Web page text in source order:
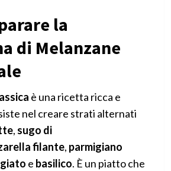
la
di Melanzane
è una ricetta ricca e
nel creare strati alternati
, sugo di
filante, parmigiano
e basilico. È un piatto che